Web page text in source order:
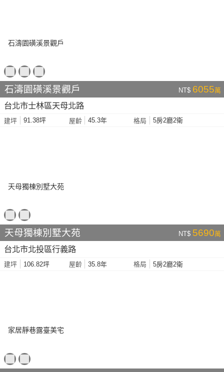
石濤園磺溪景觀戶 NT$ 6055萬
台北市士林區天母北路
建坪 91.38坪 屋齡 45.3年 格局 5房2廳2衛
天母獨棟別墅大苑 NT$ 5690萬
台北市北投區行義路
建坪 106.82坪 屋齡 35.8年 格局 5房2廳2衛